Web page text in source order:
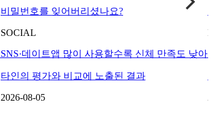
비밀번호를 잊어버리셨나요?
SOCIAL
SNS·데이트앱 많이 사용할수록 신체 만족도 낮아
타인의 평가와 비교에 노출된 결과
2026-08-05